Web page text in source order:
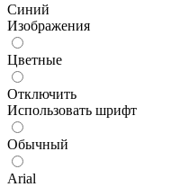
Синий
Изображения
Цветные
Отключить
Использовать шрифт
Обычный
Arial